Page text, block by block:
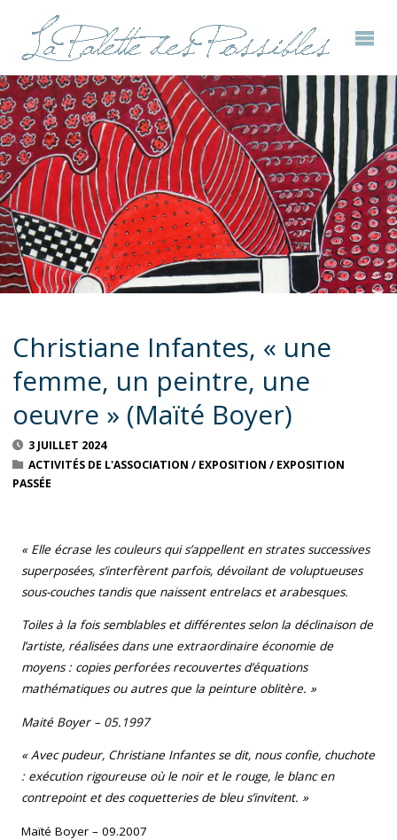
Christiane Infantes, « une
femme, un peintre, une
oeuvre » (Maïté Boyer)
3 JUILLET 2024
ACTIVITÉS DE L'ASSOCIATION / EXPOSITION / EXPOSITION
PASSÉE
« Elle écrase les couleurs qui s’appellent en strates successives
superposées, s’interfèrent parfois, dévoilant de voluptueuses
sous-couches tandis que naissent entrelacs et arabesques.
Toiles à la fois semblables et différentes selon la déclinaison de
l’artiste, réalisées dans une extraordinaire économie de
moyens : copies perforées recouvertes d’équations
mathématiques ou autres que la peinture oblitère. »
Maité Boyer – 05. 1997
« Avec pudeur, Christiane Infantes se dit, nous confie, chuchote
: exécution rigoureuse où le noir et le rouge, le blanc en
contrepoint et des coquetteries de bleu s’invitent. »
Maïté Boyer – 09.2007